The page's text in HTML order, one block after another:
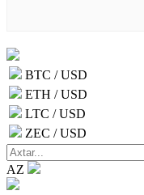
BTC / USD
ETH / USD
LTC / USD
ZEC / USD
AZ